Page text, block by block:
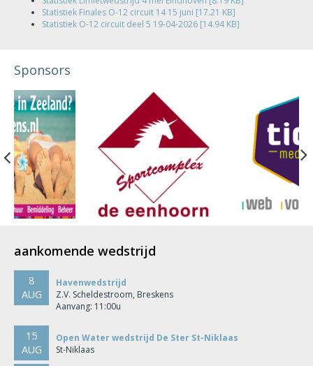
Statistiek Finales O-12 circuit 14 15 juni [17.21 KB]
Statistiek O-12 circuit deel 5 19-04-2026 [14.94 KB]
Sponsors
Previous
aankomende wedstrijd
8
AUG
Havenwedstrijd
Z.V. Scheldestroom, Breskens
Aanvang: 11:00u
15
AUG
Open Water wedstrijd De Ster St-Niklaas
St-Niklaas